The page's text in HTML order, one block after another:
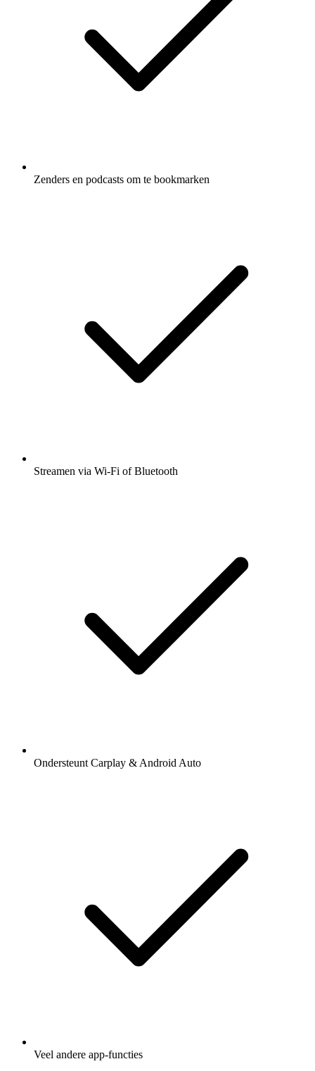
Zenders en podcasts om te bookmarken
Streamen via Wi-Fi of Bluetooth
Ondersteunt Carplay & Android Auto
Veel andere app-functies